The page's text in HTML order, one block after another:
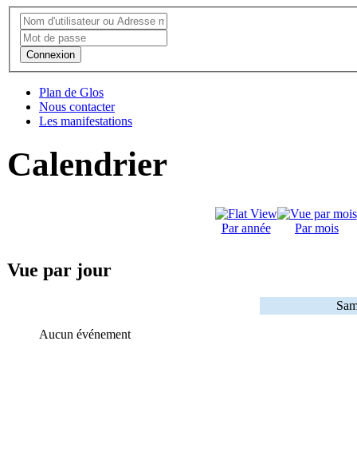
Connexion
Plan de Glos
Nous contacter
Les manifestations
Calendrier
Par année Par mois
Vue par jour
Aucun événement